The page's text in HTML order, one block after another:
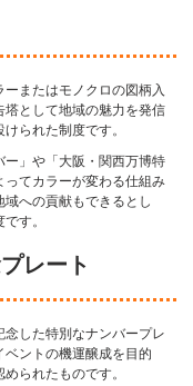
またはモノクロの図柄入
塔として地域の魅力を発信
られた制度です。
」や「大阪・関西万博特
ってカラーが変わる仕組み
への貢献もできるとし
す。
レート
した特別なナンバープレ
ントの機運醸成を目的
られたものです。